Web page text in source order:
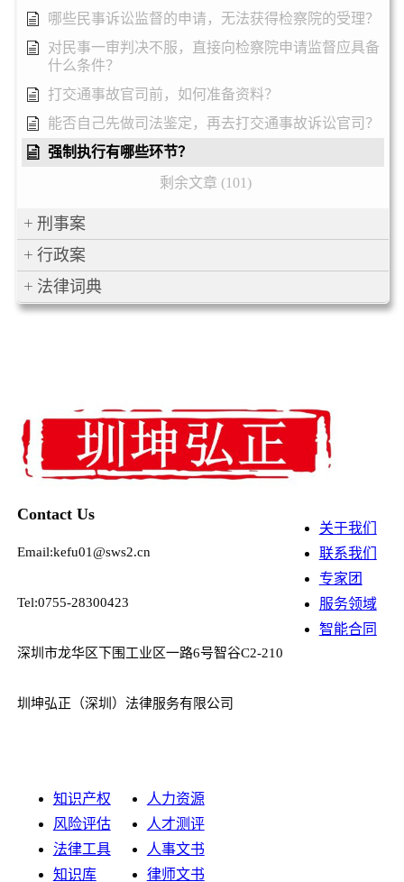
哪些民事诉讼监督的申请，无法获得检察院的受理？
对民事一审判决不服，直接向检察院申请监督应具备
什么条件？
打交通事故官司前，如何准备资料？
能否自己先做司法鉴定，再去打交通事故诉讼官司？
强制执行有哪些环节？
剩余文章 (101)
刑事案
行政案
法律词典
Contact Us
Email:kefu01@sws2.cn
Tel:0755-28300423
深圳市龙华区下围工业区一路6号智谷C2-210
圳坤弘正（深圳）法律服务有限公司
关于我们
联系我们
专家团
服务领域
智能合同
知识产权
风险评估
法律工具
知识库
人力资源
人才测评
人事文书
律师文书